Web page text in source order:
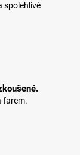
spolehlivé
farem.